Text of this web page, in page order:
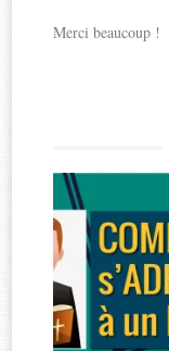
Merci beaucoup !